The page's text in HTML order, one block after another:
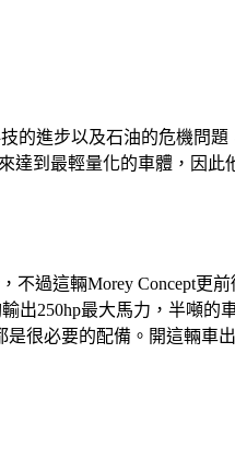
進步以及石油的危機問
達到最輕量化的車體，因此
過這輛Morey Concept更
250hp最大馬力，半噸的
很必要的配備。開這輛車